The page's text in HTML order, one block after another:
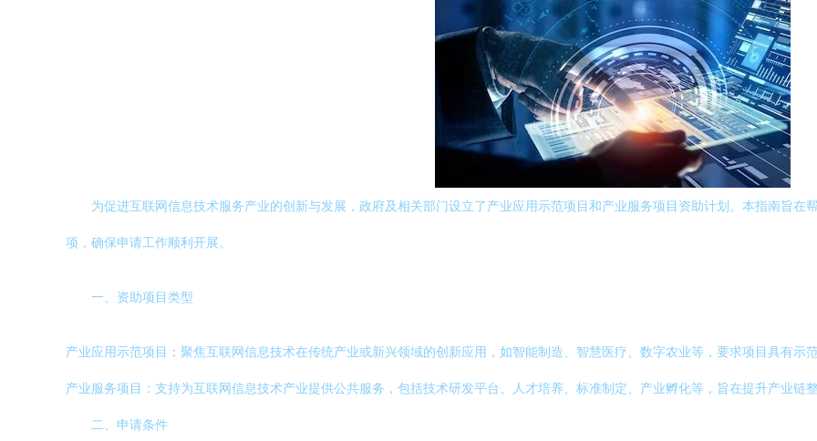
为促进互联网信息技术服务产业的创新与发展，政府及相关部门设立了产业应用示范项目和产业服务项目资助计划。本指南旨在
项，确保申请工作顺利开展。
一、资助项目类型
产业应用示范项目：聚焦互联网信息技术在传统产业或新兴领域的创新应用，如智能制造、智慧医疗、数字农业等，要求项目具有示
产业服务项目：支持为互联网信息技术产业提供公共服务，包括技术研发平台、人才培养、标准制定、产业孵化等，旨在提升产业链整
二、申请条件